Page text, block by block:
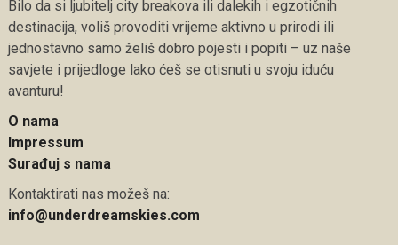
Bilo da si ljubitelj city breakova ili dalekih i egzotičnih
destinacija, voliš provoditi vrijeme aktivno u prirodi ili
jednostavno samo želiš dobro pojesti i popiti – uz naše
savjete i prijedloge lako ćeš se otisnuti u svoju iduću
avanturu!
O nama
Impressum
Surađuj s nama
Kontaktirati nas možeš na:
info@underdreamskies.com